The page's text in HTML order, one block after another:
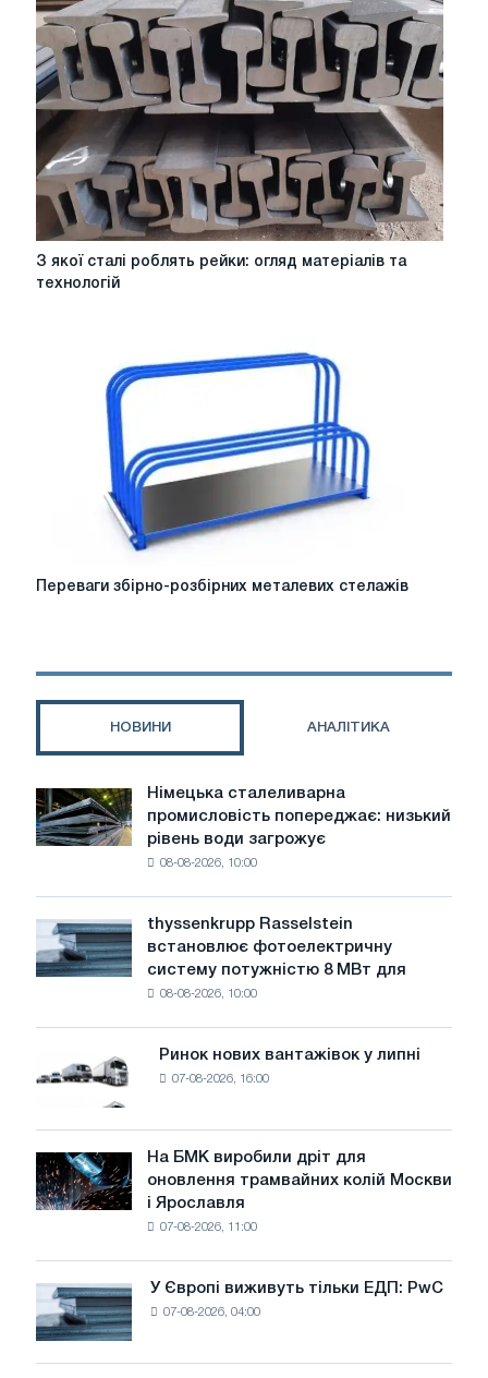
профіль
для
вашого
проекту
З
матеріалів
технологій
З якої сталі роблять рейки: огляд матеріалів та
технологій
Переваги
збірно-
Переваги збірно-розбірних металевих стелажів
НОВИНИ АНАЛІТИКА
Німецька
сталеливарна
промисловість
води
загрожує
безпеці
Німецька сталеливарна
промисловість попереджає: низький
рівень води загрожує
08-08-2026, 10:00
thyssenkrupp
Rasselstein
встановлює
фотоелектричну
досягнення
цілей
декарбонізації
thyssenkrupp Rasselstein
встановлює фотоелектричну
систему потужністю 8 МВт для
08-08-2026, 10:00
Ринок
нових
вантажівок
у
липні
Ринок нових вантажівок у липні
07-08-2026, 16:00
На
БМК
виробили
трамвайних
колій
Москви
і
На БМК виробили дріт для
оновлення трамвайних колій Москви
і Ярославля
07-08-2026, 11:00
Європі
виживуть
тільки
У Європі виживуть тільки ЕДП: PwC
07-08-2026, 04:00